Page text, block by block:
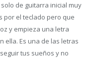
solo de guitarra inicial muy
por el teclado pero que
y empieza una letra
ella. Es una de las letras
tus sueños y no